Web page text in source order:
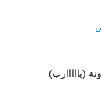
(يااااارب)